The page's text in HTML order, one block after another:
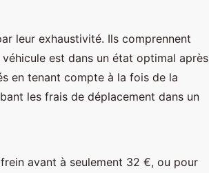
leur exhaustivité. Ils comprennent
est dans un état optimal après
en tenant compte à la fois de la
les frais de déplacement dans un
avant à seulement 32 €, ou pour